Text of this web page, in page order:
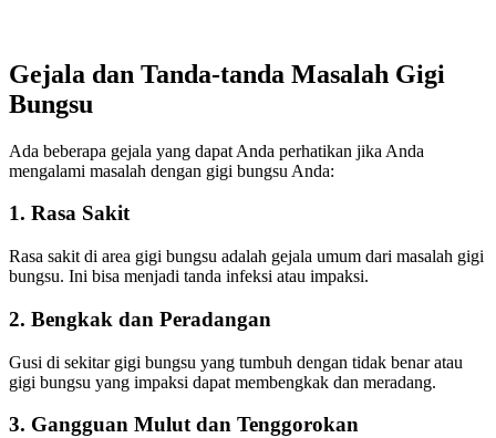
Gejala dan Tanda-tanda Masalah Gigi
Bungsu
Ada beberapa gejala yang dapat Anda perhatikan jika Anda
mengalami masalah dengan gigi bungsu Anda:
1. Rasa Sakit
Rasa sakit di area gigi bungsu adalah gejala umum dari masalah gigi
bungsu. Ini bisa menjadi tanda infeksi atau impaksi.
2. Bengkak dan Peradangan
Gusi di sekitar gigi bungsu yang tumbuh dengan tidak benar atau
gigi bungsu yang impaksi dapat membengkak dan meradang.
3. Gangguan Mulut dan Tenggorokan